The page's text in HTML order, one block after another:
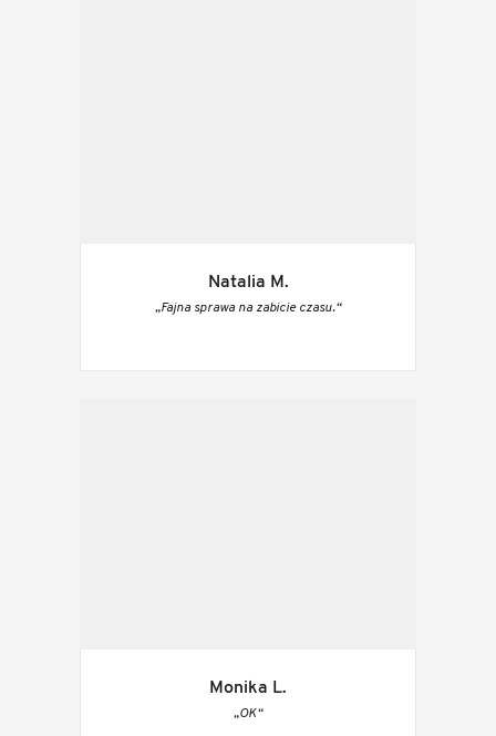
Natalia M.
„Fajna sprawa na zabicie czasu.“
Monika L.
„OK“